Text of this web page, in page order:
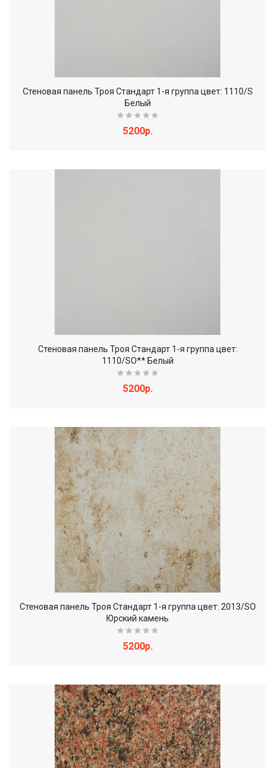
Стеновая панель Троя Стандарт 1-я группа цвет: 1110/S
Белый
5200р.
Стеновая панель Троя Стандарт 1-я группа цвет:
1110/SO** Белый
5200р.
Стеновая панель Троя Стандарт 1-я группа цвет: 2013/SO
Юрский камень
5200р.